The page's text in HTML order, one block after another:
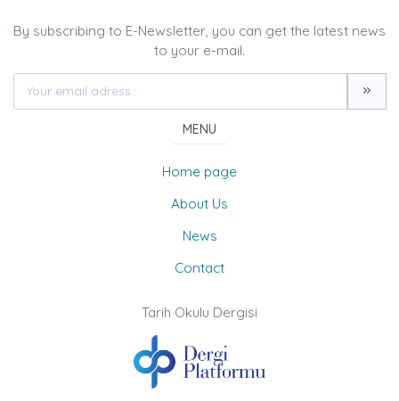
By subscribing to E-Newsletter, you can get the latest news
to your e-mail.
MENU
Home page
About Us
News
Contact
Tarih Okulu Dergisi